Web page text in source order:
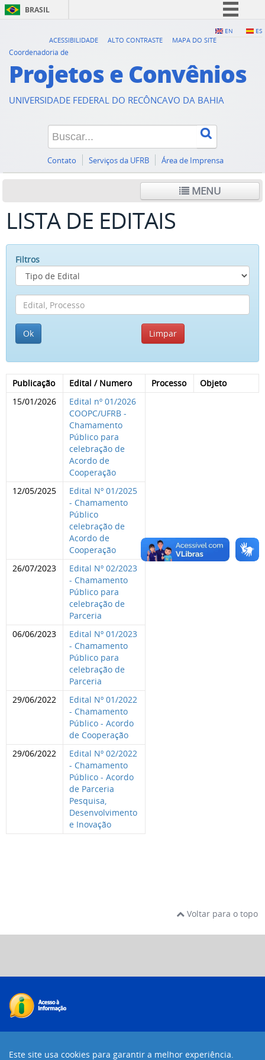
Este site usa cookies para garantir a melhor experiência.
BRASIL
Participe
Acesso à informação
Legislação
Canais
EN ES
ACESSIBILIDADE ALTO CONTRASTE
MAPA DO SITE
Coordenadoria de
Projetos e Convênios
UNIVERSIDADE FEDERAL DO RECÔNCAVO DA BAHIA
Contato Serviços da UFRB Área de Imprensa
MENU
LISTA DE EDITAIS
Filtros
Publicação Edital / Numero Processo
Objeto
15/01/2026
Edital nº 01/2026
COOPC/UFRB -
Chamamento
Público para
celebração de
Acordo de
Cooperação
12/05/2025
Edital Nº 01/2025
- Chamamento
Público
celebração de
Acordo de
Cooperação
26/07/2023
Edital Nº 02/2023
- Chamamento
Público para
celebração de
Parceria
06/06/2023
Edital Nº 01/2023
- Chamamento
Público para
celebração de
Parceria
29/06/2022
Edital Nº 01/2022
- Chamamento
Público - Acordo
de Cooperação
29/06/2022
Edital Nº 02/2022
- Chamamento
Público - Acordo
de Parceria
Pesquisa,
Desenvolvimento
e Inovação
Voltar para o topo
Desenvolvido com o CMS de código aberto Joomla!